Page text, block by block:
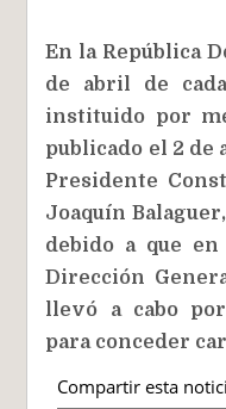
En la República
de abril de
instituido por
publicado el 2 de
Presidente
Joaquín
debido a que
Dirección
llevó a cabo
para conceder
Compartir esta